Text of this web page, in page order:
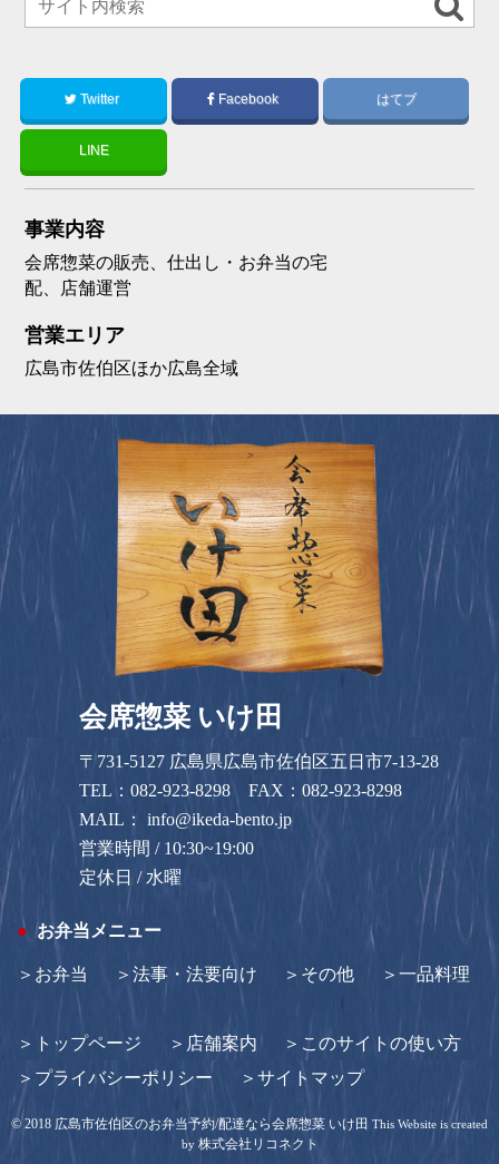
Twitter Facebook はてブ
LINE
事業内容
会席惣菜の販売、仕出し・お弁当の宅
配、店舗運営
営業エリア
広島市佐伯区ほか広島全域
会席惣菜 いけ田
〒731-5127 広島県広島市佐伯区五日市7-13-28
TEL：082-923-8298 FAX：082-923-8298
MAIL：info@ikeda-bento.jp
営業時間 / 10:30~19:00
定休日 / 水曜
お弁当メニュー
お弁当 法事・法要向け その他 一品料理
トップページ 店舗案内
このサイトの使い方
プライバシーポリシー
サイトマップ
©2018 広島市佐伯区のお弁当予約/配達なら会席惣菜 いけ田 This Website is created
by 株式会社リコネクト